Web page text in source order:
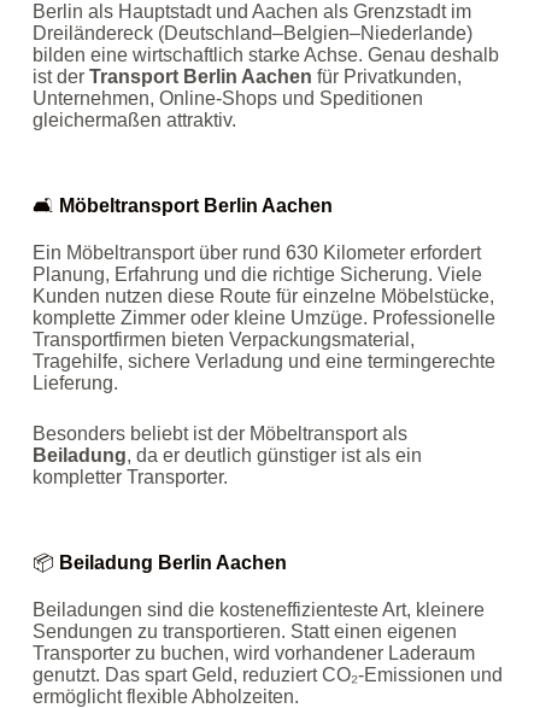
Berlin als Hauptstadt und Aachen als Grenzstadt im
Dreiländereck (Deutschland–Belgien–Niederlande)
bilden eine wirtschaftlich starke Achse. Genau deshalb
ist der Transport Berlin Aachen für Privatkunden,
Unternehmen, Online‑Shops und Speditionen
gleichermaßen attraktiv.
🛋️ Möbeltransport Berlin Aachen
Ein Möbeltransport über rund 630 Kilometer erfordert
Planung, Erfahrung und die richtige Sicherung. Viele
Kunden nutzen diese Route für einzelne Möbelstücke,
komplette Zimmer oder kleine Umzüge. Professionelle
Transportfirmen bieten Verpackungsmaterial,
Tragehilfe, sichere Verladung und eine termingerechte
Lieferung.
Besonders beliebt ist der Möbeltransport als
Beiladung, da er deutlich günstiger ist als ein
kompletter Transporter.
📦 Beiladung Berlin Aachen
Beiladungen sind die kosteneffizienteste Art, kleinere
Sendungen zu transportieren. Statt einen eigenen
Transporter zu buchen, wird vorhandener Laderaum
genutzt. Das spart Geld, reduziert CO₂‑Emissionen und
ermöglicht flexible Abholzeiten.